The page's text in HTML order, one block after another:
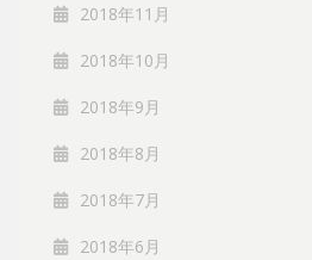
2018年11月
2018年10月
2018年9月
2018年8月
2018年7月
2018年6月